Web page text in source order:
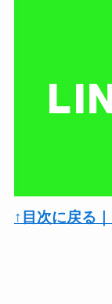
↑目次に戻る